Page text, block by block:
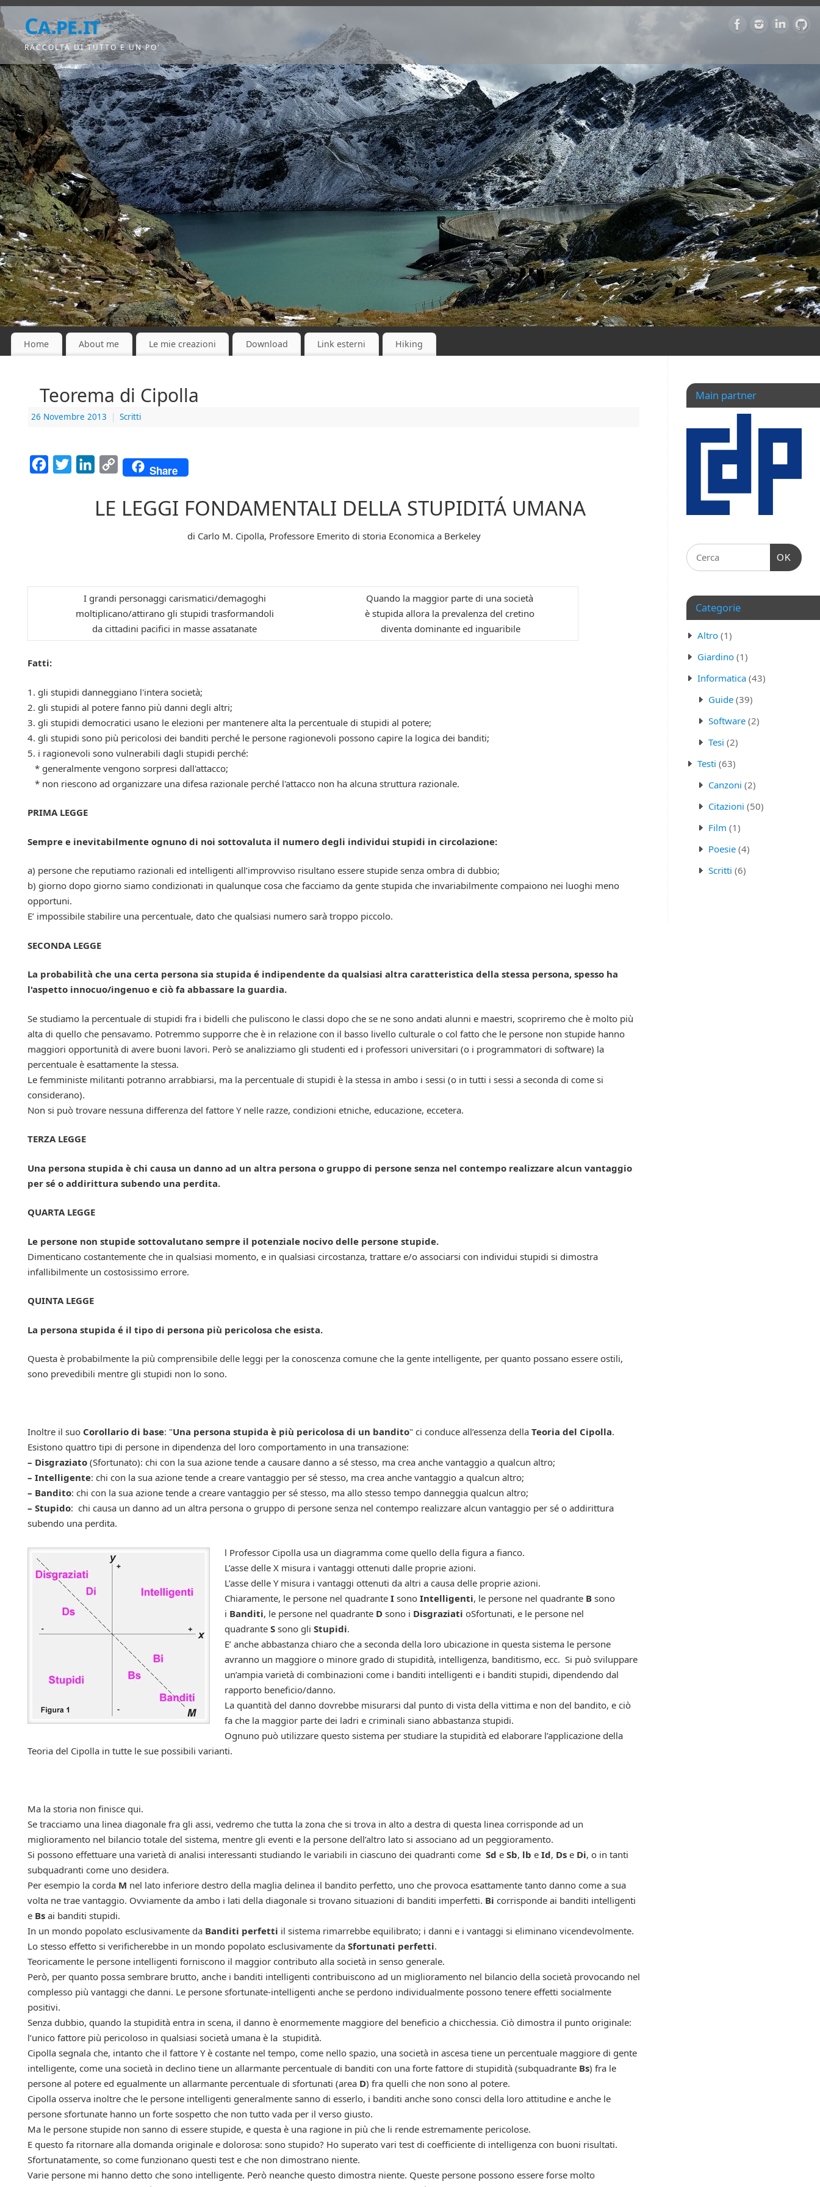
Ca.pe.it
RACCOLTA DI TUTTO E UN PO'
Home About me Le mie creazioni Download Link esterni Hiking
Teorema di Cipolla
26 Novembre 2013 | Scritti
FacebookTwitterLinkedIn
Copy
Share
LE LEGGI FONDAMENTALI DELLA STUPIDITÁ UMANA
di Carlo M. Cipolla, Professore Emerito di storia Economica a Berkeley
I grandi personaggi carismatici/demagoghi
moltiplicano/attirano gli stupidi trasformandoli
da cittadini pacifici in masse assatanate
Quando la maggior parte di una società
è stupida allora la prevalenza del cretino
diventa dominante ed inguaribile
Fatti:
1. gli stupidi danneggiano l'intera società;
2. gli stupidi al potere fanno più danni degli altri;
3. gli stupidi democratici usano le elezioni per mantenere alta la percentuale di stupidi al potere;
4. gli stupidi sono più pericolosi dei banditi perché le persone ragionevoli possono capire la logica dei banditi;
5. i ragionevoli sono vulnerabili dagli stupidi perché:
* generalmente vengono sorpresi dall'attacco;
* non riescono ad organizzare una difesa razionale perché l'attacco non ha alcuna struttura razionale.
PRIMA LEGGE
Sempre e inevitabilmente ognuno di noi sottovaluta il numero degli individui stupidi in circolazione:
a) persone che reputiamo razionali ed intelligenti all’improvviso risultano essere stupide senza ombra di dubbio;
b) giorno dopo giorno siamo condizionati in qualunque cosa che facciamo da gente stupida che invariabilmente compaiono nei luoghi meno
opportuni.
E’ impossibile stabilire una percentuale, dato che qualsiasi numero sarà troppo piccolo.
SECONDA LEGGE
La probabilità che una certa persona sia stupida é indipendente da qualsiasi altra caratteristica della stessa persona, spesso ha
l'aspetto innocuo/ingenuo e ciò fa abbassare la guardia.
Se studiamo la percentuale di stupidi fra i bidelli che puliscono le classi dopo che se ne sono andati alunni e maestri, scopriremo che è molto più
alta di quello che pensavamo. Potremmo supporre che è in relazione con il basso livello culturale o col fatto che le persone non stupide hanno
maggiori opportunità di avere buoni lavori. Però se analizziamo gli studenti ed i professori universitari (o i programmatori di software) la
percentuale è esattamente la stessa.
Le femministe militanti potranno arrabbiarsi, ma la percentuale di stupidi è la stessa in ambo i sessi (o in tutti i sessi a seconda di come si
considerano).
Non si può trovare nessuna differenza del fattore Y nelle razze, condizioni etniche, educazione, eccetera.
TERZA LEGGE
Una persona stupida è chi causa un danno ad un altra persona o gruppo di persone senza nel contempo realizzare alcun vantaggio
per sé o addirittura subendo una perdita.
QUARTA LEGGE
Le persone non stupide sottovalutano sempre il potenziale nocivo delle persone stupide.
Dimenticano costantemente che in qualsiasi momento, e in qualsiasi circostanza, trattare e/o associarsi con individui stupidi si dimostra
infallibilmente un costosissimo errore.
QUINTA LEGGE
La persona stupida é il tipo di persona più pericolosa che esista.
Questa è probabilmente la più comprensibile delle leggi per la conoscenza comune che la gente intelligente, per quanto possano essere ostili,
sono prevedibili mentre gli stupidi non lo sono.
Inoltre il suo Corollario di base: "Una persona stupida è più pericolosa di un bandito" ci conduce all’essenza della Teoria del Cipolla.
Esistono quattro tipi di persone in dipendenza del loro comportamento in una transazione:
– Disgraziato (Sfortunato): chi con la sua azione tende a causare danno a sé stesso, ma crea anche vantaggio a qualcun altro;
– Intelligente: chi con la sua azione tende a creare vantaggio per sé stesso, ma crea anche vantaggio a qualcun altro;
– Bandito: chi con la sua azione tende a creare vantaggio per sé stesso, ma allo stesso tempo danneggia qualcun altro;
– Stupido: chi causa un danno ad un altra persona o gruppo di persone senza nel contempo realizzare alcun vantaggio per sé o addirittura
subendo una perdita.
l Professor Cipolla usa un diagramma come quello della figura a fianco.
L’asse delle X misura i vantaggi ottenuti dalle proprie azioni.
​L’asse delle Y misura i vantaggi ottenuti da altri a causa delle proprie azioni.
​Chiaramente, le persone nel quadrante I sono Intelligenti, le persone nel quadrante B sono
i Banditi, le persone nel quadrante D sono i Disgraziati oSfortunati, e le persone nel
quadrante S sono gli Stupidi.
E’ anche abbastanza chiaro che a seconda della loro ubicazione in questa sistema le persone
avranno un maggiore o minore grado di stupidità, intelligenza, banditismo, ecc. Si può sviluppare
un’ampia varietà di combinazioni come i banditi intelligenti e i banditi stupidi, dipendendo dal
rapporto beneficio/danno.
La quantità del danno dovrebbe misurarsi dal punto di vista della vittima e non del bandito, e ciò
fa che la maggior parte dei ladri e criminali siano abbastanza stupidi.
Ognuno può utilizzare questo sistema per studiare la stupidità ed elaborare l’applicazione della
Teoria del Cipolla in tutte le sue possibili varianti.
Ma la storia non finisce qui.
Se tracciamo una linea diagonale fra gli assi, vedremo che tutta la zona che si trova in alto a destra di questa linea corrisponde ad un
miglioramento nel bilancio totale del sistema, mentre gli eventi e la persone dell’altro lato si associano ad un peggioramento.
Si possono effettuare una varietà di analisi interessanti studiando le variabili in ciascuno dei quadranti come Sd e Sb, lb e Id, Ds e Di, o in tanti
subquadranti come uno desidera.
Per esempio la corda M nel lato inferiore destro della maglia delinea il bandito perfetto, uno che provoca esattamente tanto danno come a sua
volta ne trae vantaggio. Ovviamente da ambo i lati della diagonale si trovano situazioni di banditi imperfetti. Bi corrisponde ai banditi intelligenti
e Bs ai banditi stupidi.
In un mondo popolato esclusivamente da Banditi perfetti il sistema rimarrebbe equilibrato; i danni e i vantaggi si eliminano vicendevolmente.
Lo stesso effetto si verificherebbe in un mondo popolato esclusivamente da Sfortunati perfetti.
Teoricamente le persone intelligenti forniscono il maggior contributo alla società in senso generale.
Però, per quanto possa sembrare brutto, anche i banditi intelligenti contribuiscono ad un miglioramento nel bilancio della società provocando nel
complesso più vantaggi che danni. Le persone sfortunate-intelligenti anche se perdono individualmente possono tenere effetti socialmente
positivi.
Senza dubbio, quando la stupidità entra in scena, il danno è enormemente maggiore del beneficio a chicchessia. Ciò dimostra il punto originale:
l’unico fattore più pericoloso in qualsiasi società umana è la stupidità.
Cipolla segnala che, intanto che il fattore Y è costante nel tempo, come nello spazio, una società in ascesa tiene un percentuale maggiore di gente
intelligente, come una società in declino tiene un allarmante percentuale di banditi con una forte fattore di stupidità (subquadrante Bs) fra le
persone al potere ed egualmente un allarmante percentuale di sfortunati (area D) fra quelli che non sono al potere.
Cipolla osserva inoltre che le persone intelligenti generalmente sanno di esserlo, i banditi anche sono consci della loro attitudine e anche le
persone sfortunate hanno un forte sospetto che non tutto vada per il verso giusto.
Ma le persone stupide non sanno di essere stupide, e questa è una ragione in più che li rende estremamente pericolose.
E questo fa ritornare alla domanda originale e dolorosa: sono stupido? Ho superato vari test di coefficiente di intelligenza con buoni risultati.
Sfortunatamente, so come funzionano questi test e che non dimostrano niente.
Varie persone mi hanno detto che sono intelligente. Però neanche questo dimostra niente. Queste persone possono essere forse molto
Main partner
OK
Categorie
Altro (1)
Giardino (1)
Informatica (43)
Guide (39)
Software (2)
Tesi (2)
Testi (63)
Canzoni (2)
Citazioni (50)
Film (1)
Poesie (4)
Scritti (6)